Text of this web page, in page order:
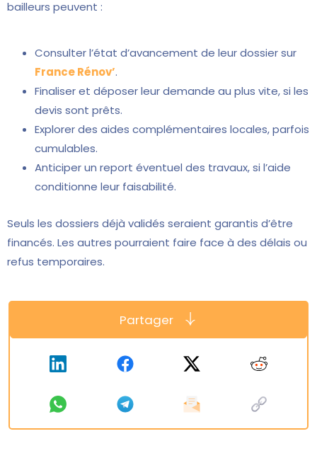
bailleurs peuvent :
Consulter l’état d’avancement de leur dossier sur
France Rénov’.
Finaliser et déposer leur demande au plus vite, si les
devis sont prêts.
Explorer des aides complémentaires locales, parfois
cumulables.
Anticiper un report éventuel des travaux, si l’aide
conditionne leur faisabilité.
Seuls les dossiers déjà validés seraient garantis d’être
financés. Les autres pourraient faire face à des délais ou
refus temporaires.
Partager